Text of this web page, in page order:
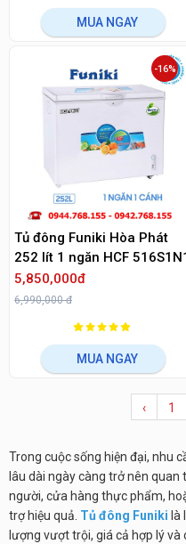
MUA NGAY
Tủ đông Funiki Hòa Phát
252 lít 1 ngăn HCF 516S1N1
5,850,000đ
6,990,000 đ
-16%
MUA NGAY
‹ 1
Trong cuộc sống hiện đại, nhu
lâu dài ngày càng trở nên
người, cửa hàng thực phẩm,
trợ hiệu quả. Tủ đông Funiki là
lượng vượt trội, giá cả hợp lý